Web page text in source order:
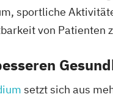
sportliche
von Patienten
setzt sich aus